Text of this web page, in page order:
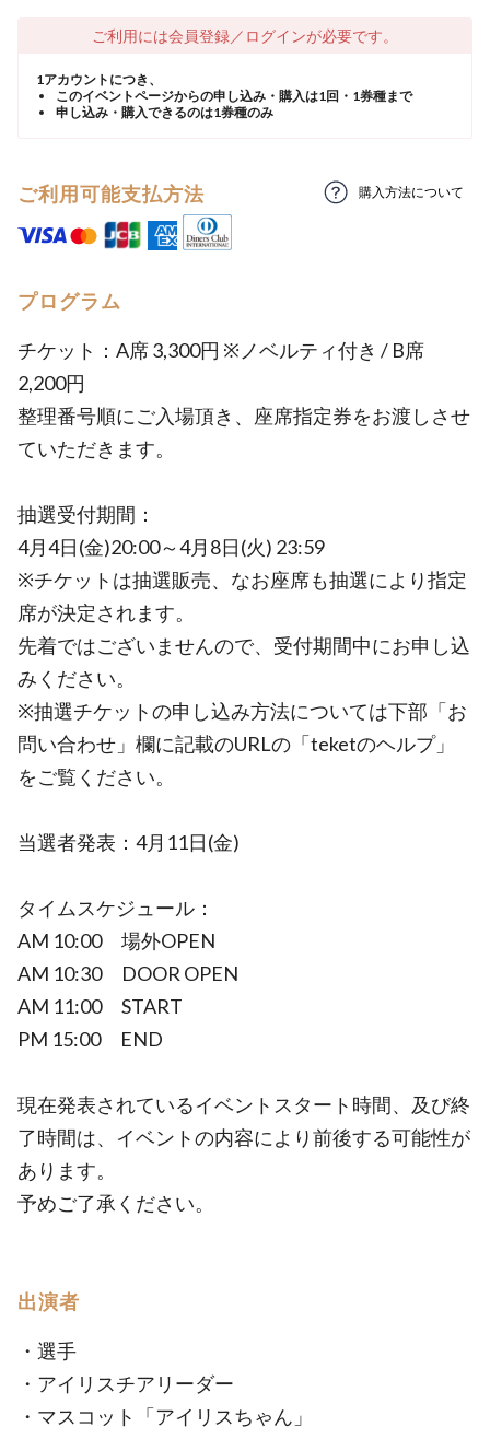
ご利用には会員登録／ログインが必要です。
1アカウントにつき、
このイベントページからの申し込み・購入は1回・1券種まで
申し込み・購入できるのは1券種のみ
ご利用可能支払方法 購入方法について
プログラム
チケット：A席 3,300円 ※ノベルティ付き / B席
2,200円
整理番号順にご入場頂き、座席指定券をお渡しさせ
ていただきます。
抽選受付期間：
4月4日(金)20:00～4月8日(火) 23:59
※チケットは抽選販売、なお座席も抽選により指定
席が決定されます。
先着ではございませんので、受付期間中にお申し込
みください。
※抽選チケットの申し込み方法については下部「お
問い合わせ」欄に記載のURLの「teketのヘルプ」
をご覧ください。
当選者発表：4月11日(金)
タイムスケジュール：
AM 10:00 場外OPEN
AM 10:30 DOOR OPEN
AM 11:00 START
PM 15:00 END
現在発表されているイベントスタート時間、及び終
了時間は、イベントの内容により前後する可能性が
あります。
予めご了承ください。
出演者
・選手
・アイリスチアリーダー
・マスコット「アイリスちゃん」